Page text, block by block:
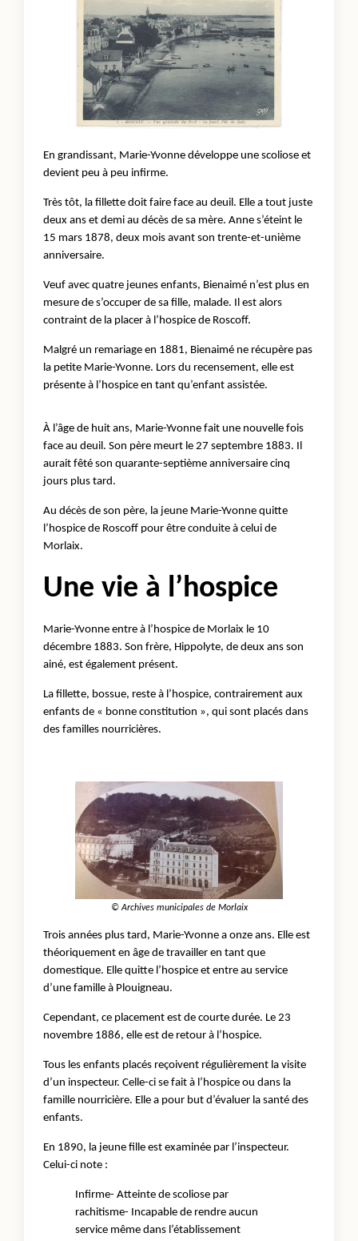
En grandissant, Marie-Yvonne développe une scoliose et
devient peu à peu infirme.
Très tôt, la fillette doit faire face au deuil. Elle a tout juste
deux ans et demi au décès de sa mère. Anne s’éteint le
15 mars 1878, deux mois avant son trente-et-unième
anniversaire.
Veuf avec quatre jeunes enfants, Bienaimé n’est plus en
mesure de s’occuper de sa fille, malade. Il est alors
contraint de la placer à l’hospice de Roscoff.
Malgré un remariage en 1881, Bienaimé ne récupère pas
la petite Marie-Yvonne. Lors du recensement, elle est
présente à l’hospice en tant qu’enfant assistée.
À l’âge de huit ans, Marie-Yvonne fait une nouvelle fois
face au deuil. Son père meurt le 27 septembre 1883. Il
aurait fêté son quarante-septième anniversaire cinq
jours plus tard.
Au décès de son père, la jeune Marie-Yvonne quitte
l’hospice de Roscoff pour être conduite à celui de
Morlaix.
Une vie à l’hospice
Marie-Yvonne entre à l’hospice de Morlaix le 10
décembre 1883. Son frère, Hippolyte, de deux ans son
ainé, est également présent.
La fillette, bossue, reste à l’hospice, contrairement aux
enfants de « bonne constitution », qui sont placés dans
des familles nourricières.
© Archives municipales de Morlaix
Trois années plus tard, Marie-Yvonne a onze ans. Elle est
théoriquement en âge de travailler en tant que
domestique. Elle quitte l’hospice et entre au service
d’une famille à Plouigneau.
Cependant, ce placement est de courte durée. Le 23
novembre 1886, elle est de retour à l’hospice.
Tous les enfants placés reçoivent régulièrement la visite
d’un inspecteur. Celle-ci se fait à l’hospice ou dans la
famille nourricière. Elle a pour but d’évaluer la santé des
enfants.
En 1890, la jeune fille est examinée par l’inspecteur.
Celui-ci note :
Infirme- Atteinte de scoliose par
rachitisme- Incapable de rendre aucun
service même dans l’établissement